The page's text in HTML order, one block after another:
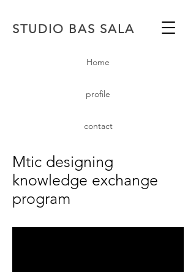
STUDIO BAS SALA
Home
profile
contact
Mtic designing
knowledge exchange
program